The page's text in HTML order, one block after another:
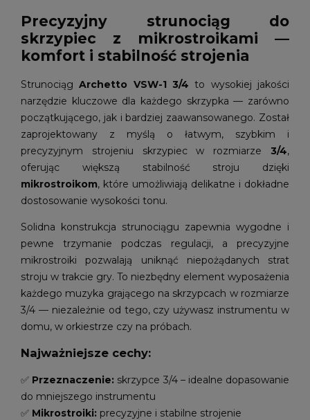
Precyzyjny strunociąg do
skrzypiec z mikrostroikami —
komfort i stabilność strojenia
StrunociągArchetto VSW-1 3/4 to wysokiej jakości
narzędzie kluczowe dla każdego skrzypka — zarówno
początkującego, jak i bardziej zaawansowanego. Został
zaprojektowany z myślą o łatwym, szybkim i
precyzyjnym strojeniu skrzypiec w rozmiarze 3/4,
oferując większą stabilność stroju dzięki
mikrostroikom, które umożliwiają delikatne i dokładne
dostosowanie wysokości tonu.
Solidna konstrukcja strunociągu zapewnia wygodne i
pewne trzymanie podczas regulacji, a precyzyjne
mikrostroiki pozwalają uniknąć niepożądanych strat
stroju w trakcie gry. To niezbędny element wyposażenia
każdego muzyka grającego na skrzypcach w rozmiarze
3/4 — niezależnie od tego, czy używasz instrumentu w
domu, w orkiestrze czy na próbach.
Najważniejsze cechy:
✅ Przeznaczenie: skrzypce 3/4 – idealne dopasowanie
do mniejszego instrumentu
✅ Mikrostroiki: precyzyjne i stabilne strojenie